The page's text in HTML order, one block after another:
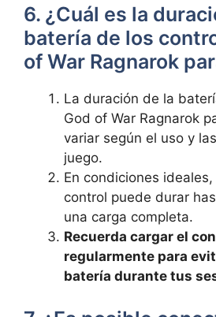
6. ¿Cuál es la
batería de los
of War Ragnarok
La duración de la
God of War Ragnarok
variar según el uso y
juego.
En condiciones
control puede durar
una carga completa.
Recuerda cargar el
regularmente para
batería durante tus